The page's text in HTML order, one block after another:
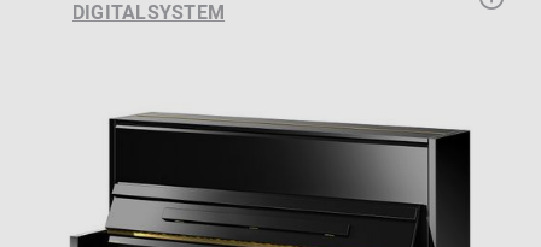
DIGITALSYSTEM